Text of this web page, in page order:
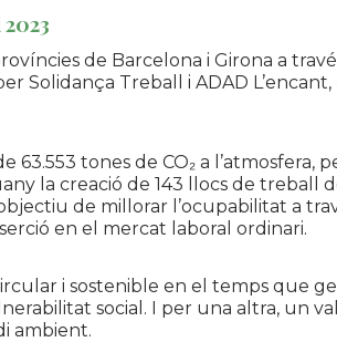
de Barcelona i Girona a
Solidança Treball i ADAD
tones de CO₂ a
la creació de 143 llocs de treball
de millorar l’ocupabilitat a
en el mercat laboral ordinari.
i sostenible en el temps que
social. I per una altra, un
ambient.